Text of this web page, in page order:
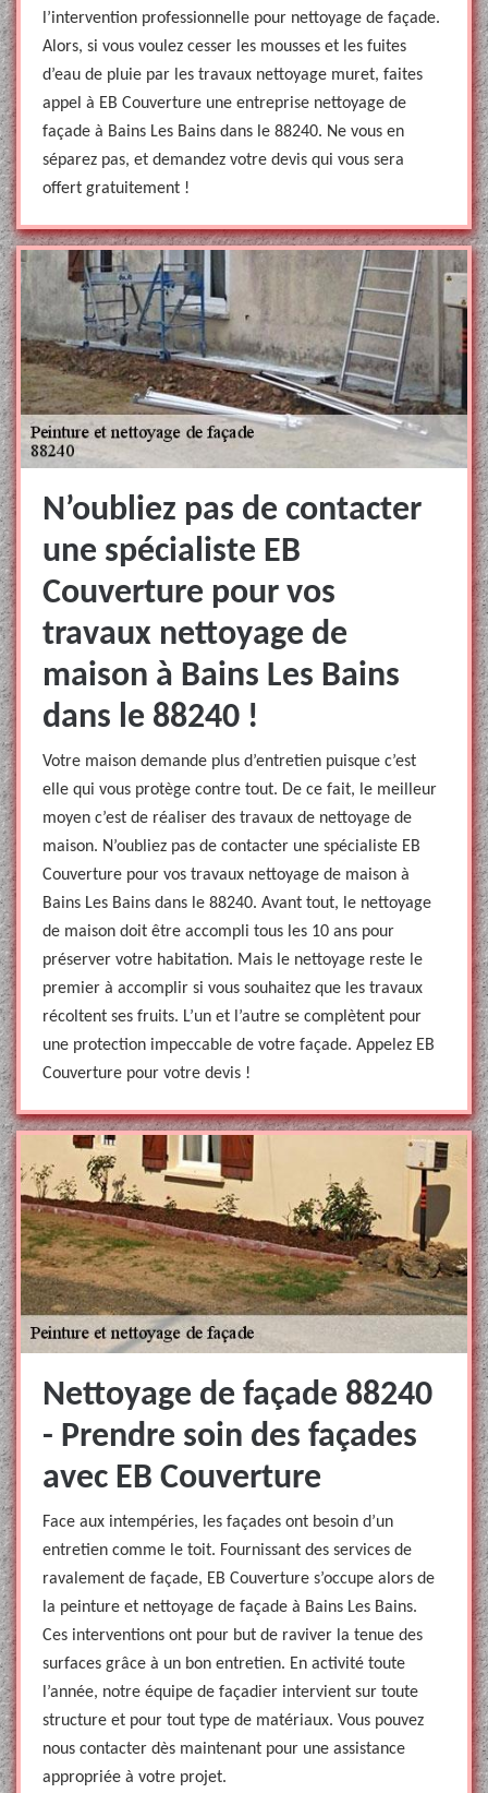
l’intervention professionnelle pour nettoyage de façade.
Alors, si vous voulez cesser les mousses et les fuites
d’eau de pluie par les travaux nettoyage muret, faites
appel à EB Couverture une entreprise nettoyage de
façade à Bains Les Bains dans le 88240. Ne vous en
séparez pas, et demandez votre devis qui vous sera
offert gratuitement !
N’oubliez pas de contacter
une spécialiste EB
Couverture pour vos
travaux nettoyage de
maison à Bains Les Bains
dans le 88240 !
Votre maison demande plus d’entretien puisque c’est
elle qui vous protège contre tout. De ce fait, le meilleur
moyen c’est de réaliser des travaux de nettoyage de
maison. N’oubliez pas de contacter une spécialiste EB
Couverture pour vos travaux nettoyage de maison à
Bains Les Bains dans le 88240. Avant tout, le nettoyage
de maison doit être accompli tous les 10 ans pour
préserver votre habitation. Mais le nettoyage reste le
premier à accomplir si vous souhaitez que les travaux
récoltent ses fruits. L’un et l’autre se complètent pour
une protection impeccable de votre façade. Appelez EB
Couverture pour votre devis !
Nettoyage de façade 88240
- Prendre soin des façades
avec EB Couverture
Face aux intempéries, les façades ont besoin d’un
entretien comme le toit. Fournissant des services de
ravalement de façade, EB Couverture s’occupe alors de
la peinture et nettoyage de façade à Bains Les Bains.
Ces interventions ont pour but de raviver la tenue des
surfaces grâce à un bon entretien. En activité toute
l’année, notre équipe de façadier intervient sur toute
structure et pour tout type de matériaux. Vous pouvez
nous contacter dès maintenant pour une assistance
appropriée à votre projet.